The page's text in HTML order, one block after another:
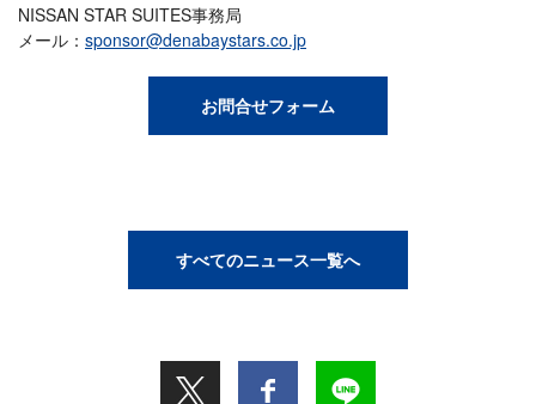
NISSAN STAR SUITES事務局
メール： sponsor@denabaystars.co.jp
お問合せフォーム
すべてのニュース一覧へ